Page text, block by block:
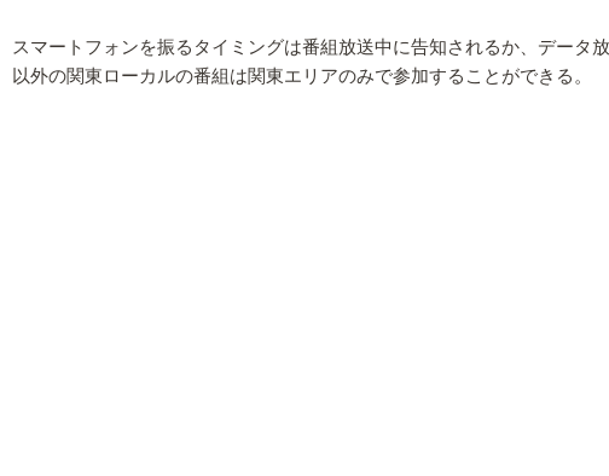
スマートフォンを振るタイミングは番組放送中に告知されるか、デー
以外の関東ローカルの番組は関東エリアのみで参加することができる。